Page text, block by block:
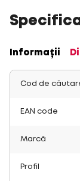
Informații
Cod de
EAN code
Marcă
Profil